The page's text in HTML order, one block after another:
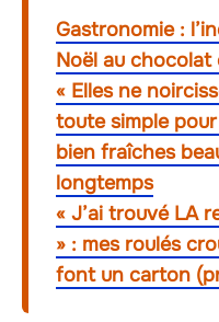
Gastronomie :
Noël au chocolat
« Elles ne
toute simple
bien fraîches
longtemps
« J’ai trouvé LA
» : mes roulés
font un carton